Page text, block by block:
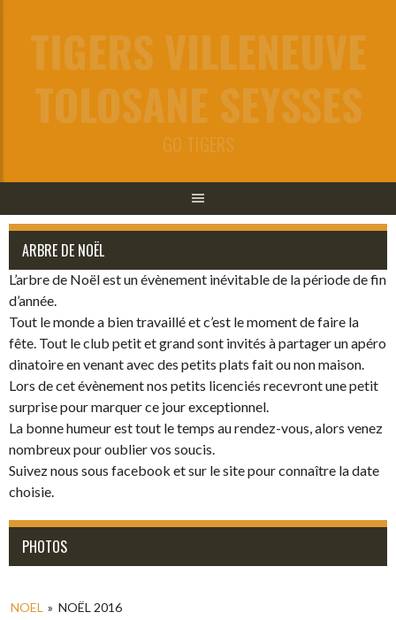
TIGERS VILLENEUVE
TOLOSANE SEYSSES
GO TIGERS
ARBRE DE NOËL
L’arbre de Noël est un évènement inévitable de la période de fin
d’année.
Tout le monde a bien travaillé et c’est le moment de faire la
fête. Tout le club petit et grand sont invités à partager un apéro
dinatoire en venant avec des petits plats fait ou non maison.
Lors de cet évènement nos petits licenciés recevront une petit
surprise pour marquer ce jour exceptionnel.
La bonne humeur est tout le temps au rendez-vous, alors venez
nombreux pour oublier vos soucis.
Suivez nous sous facebook et sur le site pour connaître la date
choisie.
PHOTOS
NOEL » NOËL 2016